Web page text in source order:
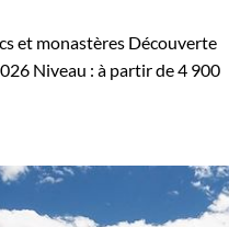
et monastères Découverte
Niveau : à partir de4 900